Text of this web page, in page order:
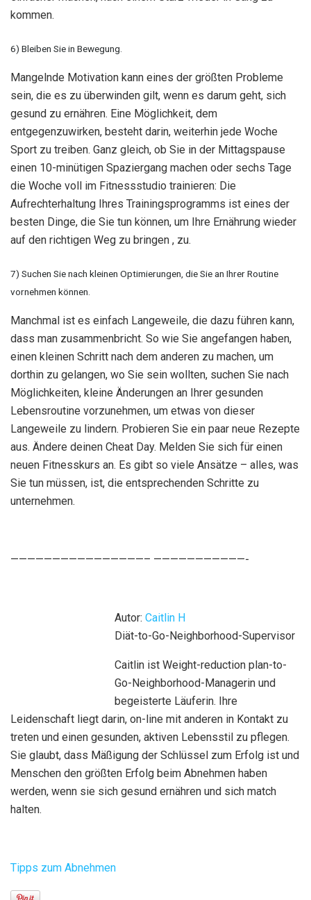
kommen.
6) Bleiben Sie in Bewegung.
Mangelnde Motivation kann eines der größten Probleme
sein, die es zu überwinden gilt, wenn es darum geht, sich
gesund zu ernähren. Eine Möglichkeit, dem
entgegenzuwirken, besteht darin, weiterhin jede Woche
Sport zu treiben. Ganz gleich, ob Sie in der Mittagspause
einen 10-minütigen Spaziergang machen oder sechs Tage
die Woche voll im Fitnessstudio trainieren: Die
Aufrechterhaltung Ihres Trainingsprogramms ist eines der
besten Dinge, die Sie tun können, um Ihre Ernährung wieder
auf den richtigen Weg zu bringen , zu.
7) Suchen Sie nach kleinen Optimierungen, die Sie an Ihrer Routine
vornehmen können.
Manchmal ist es einfach Langeweile, die dazu führen kann,
dass man zusammenbricht. So wie Sie angefangen haben,
einen kleinen Schritt nach dem anderen zu machen, um
dorthin zu gelangen, wo Sie sein wollten, suchen Sie nach
Möglichkeiten, kleine Änderungen an Ihrer gesunden
Lebensroutine vorzunehmen, um etwas von dieser
Langeweile zu lindern. Probieren Sie ein paar neue Rezepte
aus. Ändere deinen Cheat Day. Melden Sie sich für einen
neuen Fitnesskurs an. Es gibt so viele Ansätze – alles, was
Sie tun müssen, ist, die entsprechenden Schritte zu
unternehmen.
————————————————– ———————————-
Autor: Caitlin H
Diät-to-Go-Neighborhood-Supervisor
Caitlin ist Weight-reduction plan-to-
Go-Neighborhood-Managerin und
begeisterte Läuferin. Ihre
Leidenschaft liegt darin, on-line mit anderen in Kontakt zu
treten und einen gesunden, aktiven Lebensstil zu pflegen.
Sie glaubt, dass Mäßigung der Schlüssel zum Erfolg ist und
Menschen den größten Erfolg beim Abnehmen haben
werden, wenn sie sich gesund ernähren und sich match
halten.
Tipps zum Abnehmen